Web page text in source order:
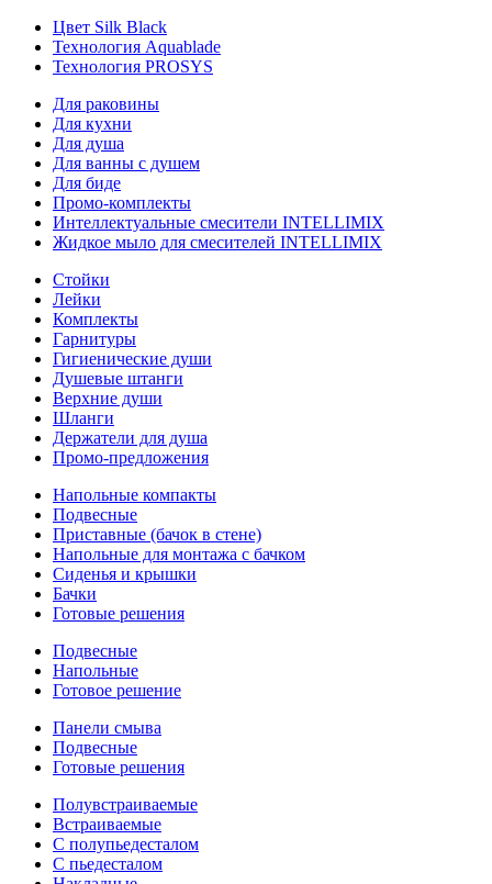
Цвет Silk Black
Технология Aquablade
Технология PROSYS
Для раковины
Для кухни
Для душа
Для ванны с душем
Для биде
Промо-комплекты
Интеллектуальные смесители INTELLIMIX
Жидкое мыло для смесителей INTELLIMIX
Стойки
Лейки
Комплекты
Гарнитуры
Гигиенические души
Душевые штанги
Верхние души
Шланги
Держатели для душа
Промо-предложения
Напольные компакты
Подвесные
Приставные (бачок в стене)
Напольные для монтажа с бачком
Сиденья и крышки
Бачки
Готовые решения
Подвесные
Напольные
Готовое решение
Панели смыва
Подвесные
Готовые решения
Полувстраиваемые
Встраиваемые
С полупьедесталом
С пьедесталом